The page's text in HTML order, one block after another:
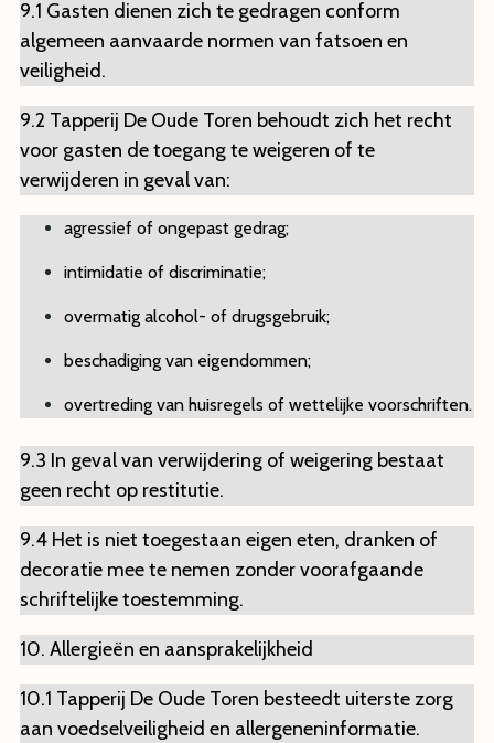
9.1 Gasten dienen zich te gedragen conform
algemeen aanvaarde normen van fatsoen en
veiligheid.
9.2 Tapperij De Oude Toren behoudt zich het recht
voor gasten de toegang te weigeren of te
verwijderen in geval van:
agressief of ongepast gedrag;
intimidatie of discriminatie;
overmatig alcohol- of drugsgebruik;
beschadiging van eigendommen;
overtreding van huisregels of wettelijke voorschriften.
9.3 In geval van verwijdering of weigering bestaat
geen recht op restitutie.
9.4 Het is niet toegestaan eigen eten, dranken of
decoratie mee te nemen zonder voorafgaande
schriftelijke toestemming.
10. Allergieën en aansprakelijkheid
10.1 Tapperij De Oude Toren besteedt uiterste zorg
aan voedselveiligheid en allergeneninformatie.